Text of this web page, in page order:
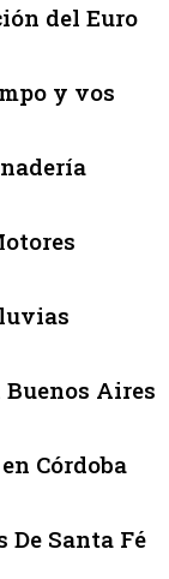
del Euro
y vos
Buenos Aires
Córdoba
De Santa Fé